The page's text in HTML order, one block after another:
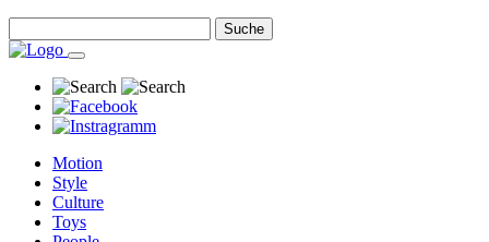
Motion
Style
Culture
Toys